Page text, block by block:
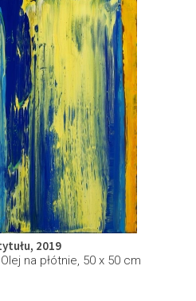
2019
na płótnie, 50 x 50 cm